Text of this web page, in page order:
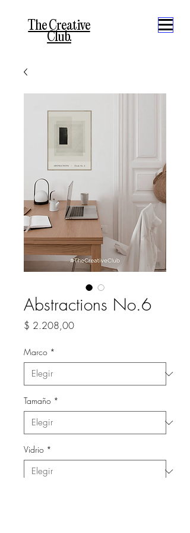
The Creative
Club.
Abstractions No.6
$ 2.208,00Precio
Marco *
Tamaño *
Vidrio *